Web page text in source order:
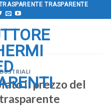
TRASPARENTE
il prezzo del